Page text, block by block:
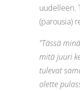
uudelleen.
(parousia)
”Tässä
mitä juuri
tulevat
olette